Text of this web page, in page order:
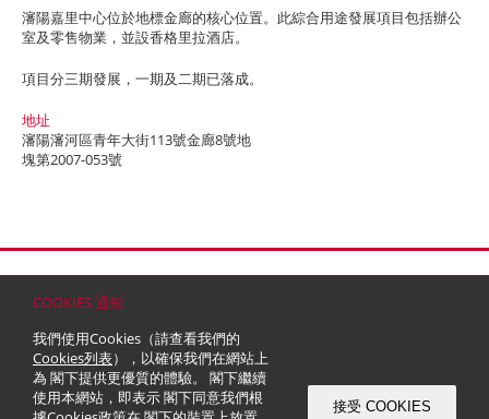
COOKIES 通知
我們使用Cookies（請查看我們的
Cookies列表），以確保我們在網站上
為 閣下提供更優質的體驗。 閣下繼續
使用本網站，即表示 閣下同意我們根
接受 COOKIES
瀋陽嘉里中心位於地標金廊的核心位置。此綜合用途發展項目包括辦公
室及零售物業，並設香格里拉酒店。
項目分三期發展，一期及二期已落成。
地址
瀋陽瀋河區青年大街113號金廊8號地
塊第2007-053號
© 2026 嘉里建設有限公司 (於百慕達註冊成立之有限公司)